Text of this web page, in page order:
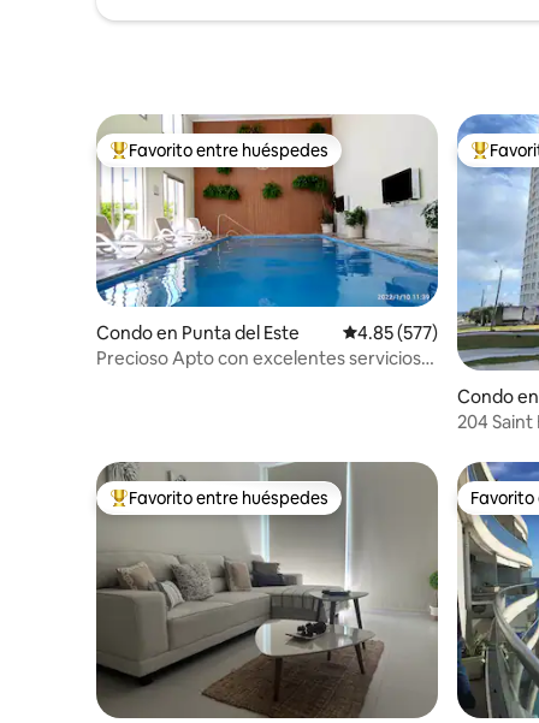
Favorito entre huéspedes preferido
Favorito entre huéspedes
Condo en Punta del Este Calificación promedio:
4.85 (577)
Precioso Apto con excelentes servicios
Condo
204
Favorito entre huéspedes preferido
Favorito entre huéspedes